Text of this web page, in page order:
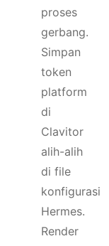
proses
gerbang.
Simpan
token
platform
di
Clavitor
alih-alih
di file
konfigurasi
Hermes.
Render